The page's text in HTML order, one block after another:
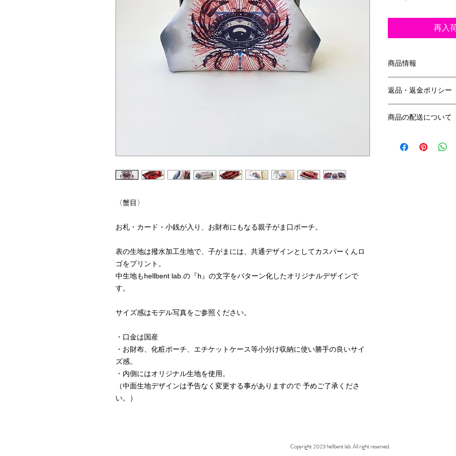
〈蟹目〉
お札・カード・小銭が入り、お財布にもなる親子がま口ポーチ。
表の生地は撥水加工生地で、子がまには、共通デザインとしてカスパーくんロ
ゴをプリント。
中生地もhellbent lab.の『h』の文字をパターン化したオリジナルデザインで
す。
サイズ感はモデル写真をご参照ください。
・口金は国産
・お財布、化粧ポーチ、エチケットケース等小分け収納に使い勝手の良いサイ
ズ感。
・内側にはオリジナル生地を使用。
（中面生地デザインは予告なく変更する事がありますので 予めご了承くださ
い。）
再入
商品情報
親がま： 縦9.5cm
13cm
小がま： 縦8cm ×
返品・返金ポリシー
返品期限商品到着後
お客様都合による返
商品の配送について
Copyright 2023 hellbent lab. All right reserved.